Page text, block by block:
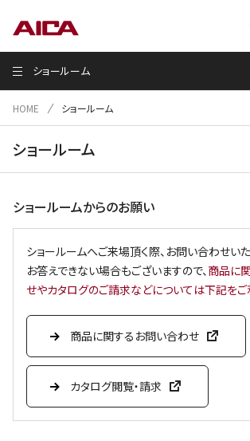
ショールーム
HOME ショールーム
ショールーム
ショールームからのお願い
ショールームへご来場頂く際、お問い合わせい
お答えできない場合もございますので、商品に
せやカタログのご請求などについては下記をご
商品に関するお問い合わせ
カタログ閲覧・請求